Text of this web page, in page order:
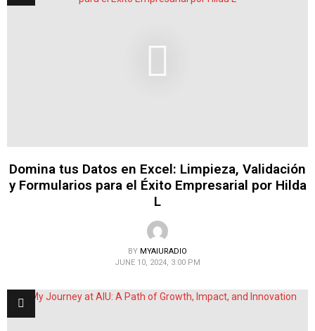
Domina tus Datos en Excel: Limpieza, Validación
y Formularios para el Éxito Empresarial por Hilda
L
BY MYAIURADIO
JUNE 10, 2024, 3:00 PM